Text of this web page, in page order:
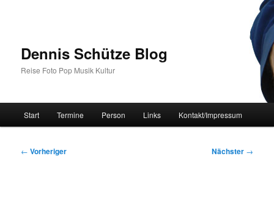
Dennis Schütze Blog
Reise Foto Pop Musik Kultur
Start Termine Person Links Kontakt/Impressum
Beitragsnavigation
← Vorheriger Nächster →